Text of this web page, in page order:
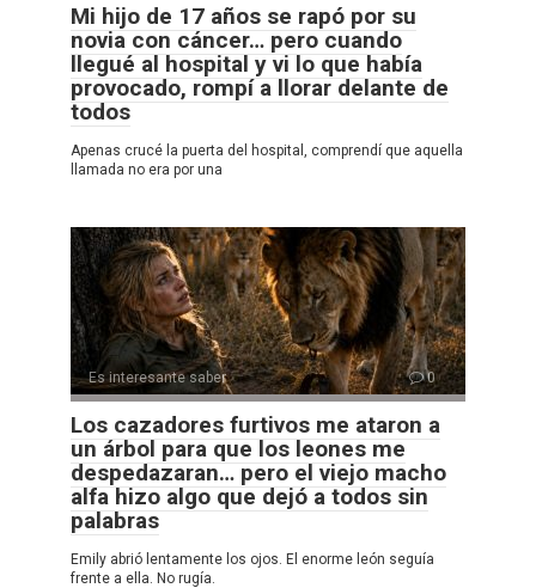
Mi hijo de 17 años se rapó por su
novia con cáncer… pero cuando
llegué al hospital y vi lo que había
provocado, rompí a llorar delante de
todos
Apenas crucé la puerta del hospital, comprendí que aquella
llamada no era por una
Es interesante saber 0
Los cazadores furtivos me ataron a
un árbol para que los leones me
despedazaran… pero el viejo macho
alfa hizo algo que dejó a todos sin
palabras
Emily abrió lentamente los ojos. El enorme león seguía
frente a ella. No rugía.